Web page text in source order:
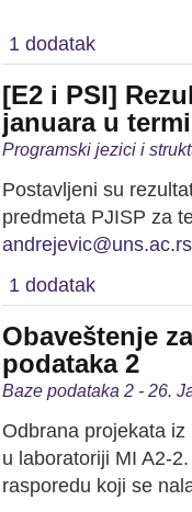
1 dodatak
[E2 i PSI]
januara u
Programski jezici i
Postavljeni su
predmeta PJISP za
andrejevic@uns.ac.rs
1 dodatak
Obaveštenje
podataka 2
Baze podataka 2 - 26.
Odbrana projekata
u laboratoriji MI A2-
rasporedu koji se